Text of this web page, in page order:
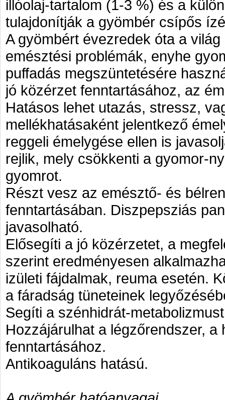
illóolaj-tartalom (1-3 %) és a
tulajdonítják a gyömbér csípős
A gyömbért évezredek óta a
emésztési problémák, enyhe
puffadás megszüntetésére
jó közérzet fenntartásához, az
Hatásos lehet utazás, stressz,
mellékhatásaként jelentkező
reggeli émelygése ellen is
rejlik, mely csökkenti a gyomor-
gyomrot.
Részt vesz az emésztő- és
fenntartásában. Diszpepsziás
javasolható.
Elősegíti a jó közérzetet, a
szerint eredményesen
izületi fájdalmak, reuma esetén.
a fáradság tüneteinek
Segíti a szénhidrát-
Hozzájárulhat a légzőrendszer,
fenntartásához.
Antikoaguláns hatású.